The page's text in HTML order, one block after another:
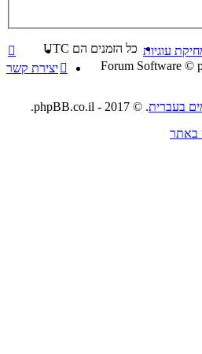
כל הזמנים הם UTC
עוגיות
יצירת קשר
® Forum Software ©
. © 2017 - phpBB.co.il.
באתר